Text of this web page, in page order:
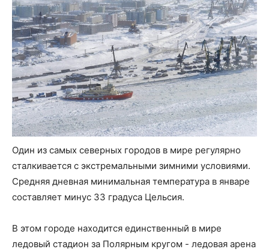
Один из самых северных городов в мире регулярно
сталкивается с экстремальными зимними условиями.
Средняя дневная минимальная температура в январе
составляет минус 33 градуса Цельсия.
В этом городе находится единственный в мире
ледовый стадион за Полярным кругом - ледовая арена